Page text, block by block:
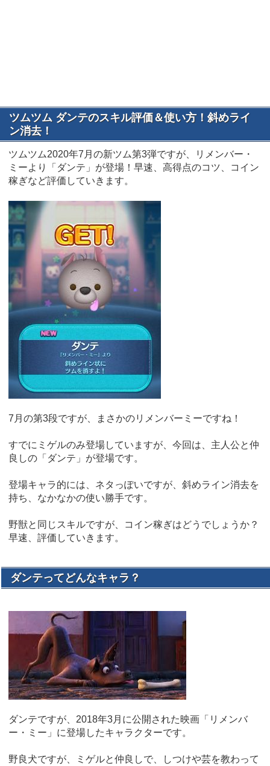
ツムツム ダンテのスキル評価＆使い方！斜めライ
ン消去！
ツムツム2020年7月の新ツム第3弾ですが、リメンバー・
ミーより「ダンテ」が登場！早速、高得点のコツ、コイン
稼ぎなど評価していきます。
7月の第3段ですが、まさかのリメンバーミーですね！
すでにミゲルのみ登場していますが、今回は、主人公と仲
良しの「ダンテ」が登場です。
登場キャラ的には、ネタっぽいですが、斜めライン消去を
持ち、なかなかの使い勝手です。
野獣と同じスキルですが、コイン稼ぎはどうでしょうか？
早速、評価していきます。
ダンテってどんなキャラ？
ダンテですが、2018年3月に公開された映画「リメンバ
ー・ミー」に登場したキャラクターです。
野良犬ですが、ミゲルと仲良しで、しつけや芸を教わって